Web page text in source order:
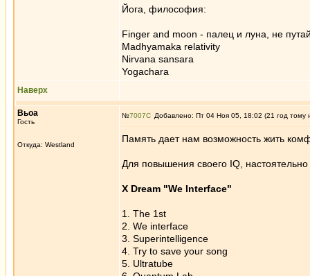
Йога, философия:
Finger and moon - палец и луна, не
Madhyamaka relativity
Nirvana sansara
Yogachara
Наверх
Вьоа
Гость
Откуда: Westland
№7007 Добавлено: Пт 04 Ноя 05, 18:02 (21 год тому
Память дает нам возможность жить
Для повышения своего IQ,
X Dream "We Interface"
1. The 1st
2. We interface
3. Superintelligence
4. Try to save your song
5. Ultratube